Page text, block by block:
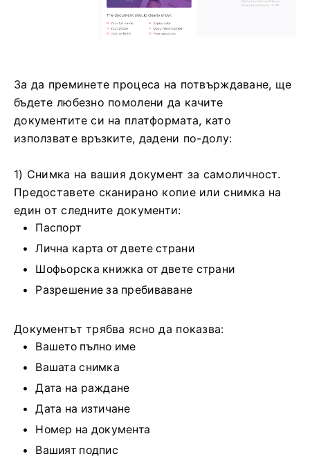
За да преминете процеса на потвърждаване, ще
бъдете любезно помолени да качите
документите си на платформата, като
използвате връзките, дадени по-долу:
1) Снимка на вашия документ за самоличност.
Предоставете сканирано копие или снимка на
един от следните документи:
Паспорт
Лична карта от двете страни
Шофьорска книжка от двете страни
Разрешение за пребиваване
Документът трябва ясно да показва:
Вашето пълно име
Вашата снимка
Дата на раждане
Дата на изтичане
Номер на документа
Вашият подпис